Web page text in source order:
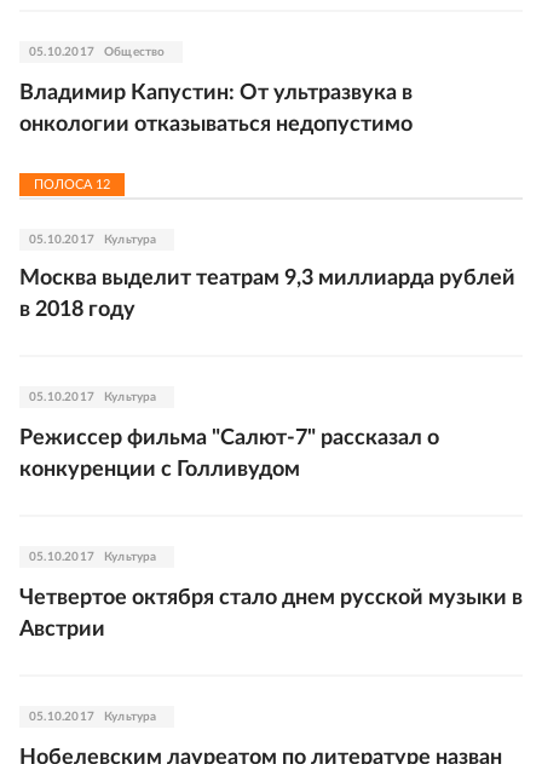
05.10.2017 Общество
Владимир Капустин: От ультразвука в
онкологии отказываться недопустимо
ПОЛОСА 12
05.10.2017 Культура
Москва выделит театрам 9,3 миллиарда рублей
в 2018 году
05.10.2017 Культура
Режиссер фильма "Салют-7" рассказал о
конкуренции с Голливудом
05.10.2017 Культура
Четвертое октября стало днем русской музыки в
Австрии
05.10.2017 Культура
Нобелевским лауреатом по литературе назван